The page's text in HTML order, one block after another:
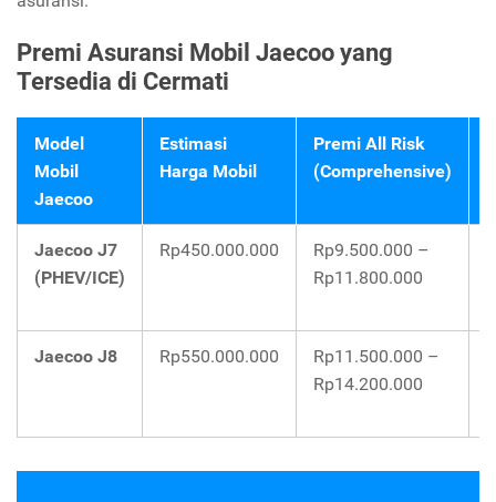
Premi Asuransi Mobil Jaecoo yang
Tersedia di Cermati
Model
Mobil
Jaecoo
Estimasi
Harga Mobil
Premi All Risk
(Comprehensive)
Jaecoo J7
(PHEV/ICE)
Rp450.000.000
Rp9.500.000 –
Rp11.800.000
Jaecoo J8 Rp550.000.000
Rp11.500.000 –
Rp14.200.000